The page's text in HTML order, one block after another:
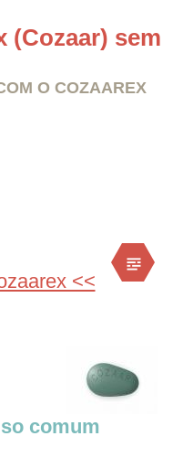
(Cozaar) sem
O COZAAREX
<<
comum